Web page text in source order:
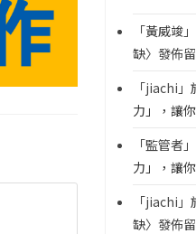
「黃威竣
缺〉發佈
「jiachi 」
力」，讓
「監管者
力」，讓
「jiachi 」
缺〉發佈